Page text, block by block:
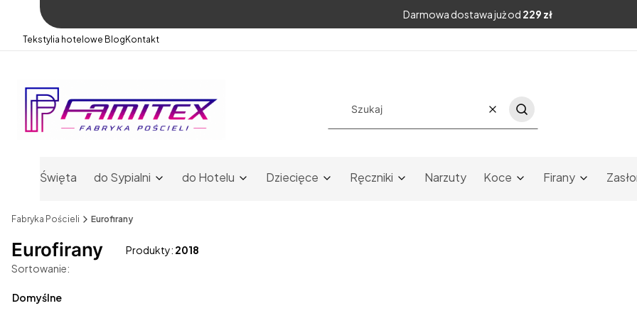
Darmowa dostawa już od 229 zł
Tekstylia hotelowe Blog Kontakt
WyczyśćSzukaj
Święta do Sypialni do Hotelu Dziecięce Ręczniki Narzuty Koce Firany
Fabryka Pościeli Eurofirany
Eurofirany Produkty: 2018
Lista produktów
Sortowanie:
Domyślne